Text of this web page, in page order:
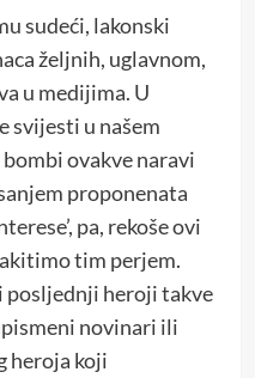
sudeći, lakonski
željnih, uglavnom,
u medijima. U
svijesti u našem
ovakve naravi
proponenata
pa, rekoše ovi
tim perjem.
posljednji heroji takve
novinari ili
heroja koji